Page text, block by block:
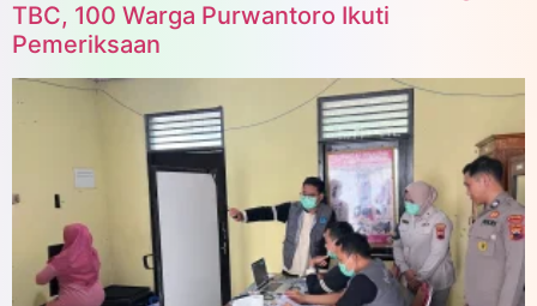
TBC, 100 Warga Purwantoro Ikuti
Pemeriksaan